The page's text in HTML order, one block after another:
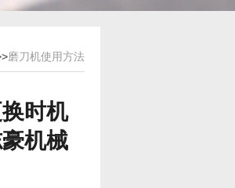
磨刀机使用方法
时机
机械